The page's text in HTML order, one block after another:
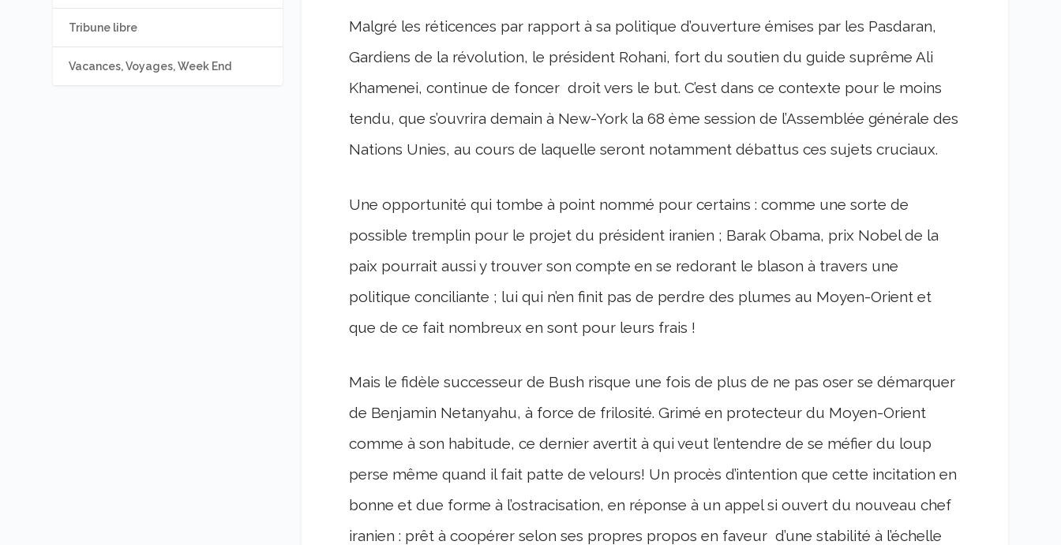
Malgré les réticences par rapport à sa politique d’ouverture émises par les Pasdaran,
Gardiens de la révolution, le président Rohani, fort du soutien du guide suprême Ali
Khamenei, continue de foncer droit vers le but. C’est dans ce contexte pour le moins
tendu, que s’ouvrira demain à New-York la 68 ème session de l’Assemblée générale des
Nations Unies, au cours de laquelle seront notamment débattus ces sujets cruciaux.
Une opportunité qui tombe à point nommé pour certains : comme une sorte de
possible tremplin pour le projet du président iranien ; Barak Obama, prix Nobel de la
paix pourrait aussi y trouver son compte en se redorant le blason à travers une
politique conciliante ; lui qui n’en finit pas de perdre des plumes au Moyen-Orient et
que de ce fait nombreux en sont pour leurs frais !
Mais le fidèle successeur de Bush risque une fois de plus de ne pas oser se démarquer
de Benjamin Netanyahu, à force de frilosité. Grimé en protecteur du Moyen-Orient
comme à son habitude, ce dernier avertit à qui veut l’entendre de se méfier du loup
perse même quand il fait patte de velours! Un procès d’intention que cette incitation en
bonne et due forme à l’ostracisation, en réponse à un appel si ouvert du nouveau chef
iranien : prêt à coopérer selon ses propres propos en faveur d’une stabilité à l’échelle
Tribune libre
Vacances, Voyages, Week End